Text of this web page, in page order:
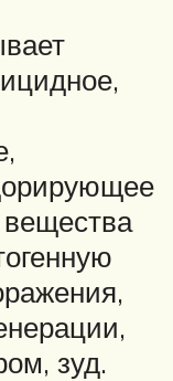
зуд.